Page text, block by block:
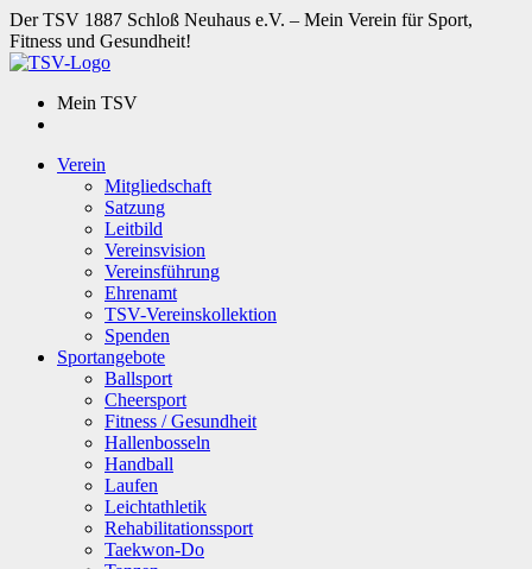
Der TSV 1887 Schloß Neuhaus e.V. – Mein Verein für Sport,
Fitness und Gesundheit!
Mein TSV
Verein
Mitgliedschaft
Satzung
Leitbild
Vereinsvision
Vereinsführung
Ehrenamt
TSV-Vereinskollektion
Spenden
Sportangebote
Ballsport
Cheersport
Fitness / Gesundheit
Hallenbosseln
Handball
Laufen
Leichtathletik
Rehabilitationssport
Taekwon-Do